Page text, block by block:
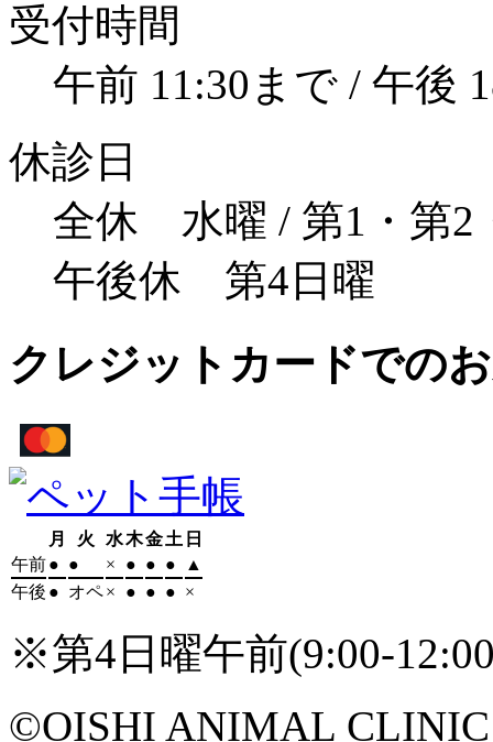
受付時間
午前 11:30まで / 午後
休診日
全休 水曜 / 第1・第2
午後休 第4日曜
クレジットカードでの
月 火 水木金土 日
午前● ● × ● ● ●
▲
午後 ● オペ× ● ● ● ×
※第4日曜午前(9:00-
©OISHI ANIMAL CLINIC